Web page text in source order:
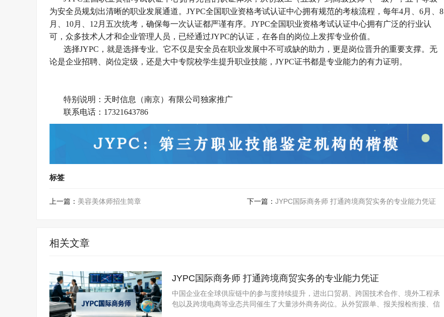
为安全员规划出清晰的职业发展通道。JYPC全国职业资格考试认证中心拥有规范的考核流程，每年4月、6月、8
月、10月、12月五次统考，确保每一次认证都严谨有序。JYPC全国职业资格考试认证中心拥有广泛的行业认
可，众多技术人才和企业管理人员，已经通过JYPC的认证，在各自的岗位上发挥专业价值。
选择JYPC，就是选择专业。它不仅是安全员在职业发展中不可或缺的助力，更是岗位晋升的重要支撑。无
论是企业招聘、岗位定级，还是大中专院校学生提升职业技能，JYPC证书都是专业能力的有力证明。
特别说明：天时信息（南京）有限公司独家推广
联系电话： 17321643786
标签
上一篇： 美容美体师招生简章 下一篇： JYPC国际商务师 打通跨境商贸实务的专业能力凭证
相关文章
JYPC国际商务师 打通跨境商贸实务的专业能力凭证
中国企业在全球供应链中的参与度持续提升，进出口贸易、跨国技术合作、境外工程承
包以及跨境电商等业态共同催生了大量涉外商务岗位。从外贸跟单、报关报检衔接、信